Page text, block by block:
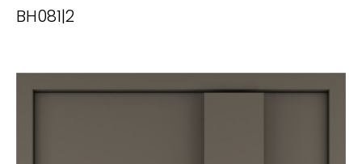
BH081|2